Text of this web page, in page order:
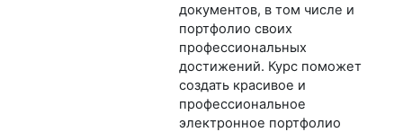
документов, в том числе и
портфолио своих
профессиональных
достижений. Курс поможет
создать красивое и
профессиональное
электронное портфолио